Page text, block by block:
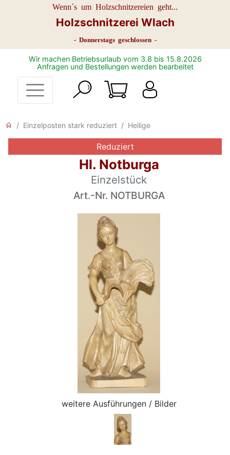
Wenn´s um Holzschnitzereien geht...
Holzschnitzerei Wlach
- Donnerstags geschlossen -
Wir machen Betriebsurlaub vom 3.8 bis 15.8.2026
Anfragen und Bestellungen werden bearbeitet
Einzelposten stark reduziert Heilige
Reduziert
Hl. Notburga
Einzelstück
Art.-Nr. NOTBURGA
weitere Ausführungen / Bilder